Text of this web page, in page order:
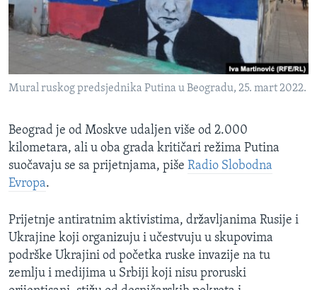
MAGAZIN
O GLASU AMERIKE
Learning English
Jezici
Mural ruskog predsjednika Putina u Beogradu, 25. mart 2022.
Beograd je od Moskve udaljen više od 2.000
kilometara, ali u oba grada kritičari režima Putina
suočavaju se sa prijetnjama, piše Radio Slobodna
Evropa.
Prijetnje antiratnim aktivistima, državljanima Rusije i
Ukrajine koji organizuju i učestvuju u skupovima
podrške Ukrajini od početka ruske invazije na tu
zemlju i medijima u Srbiji koji nisu proruski